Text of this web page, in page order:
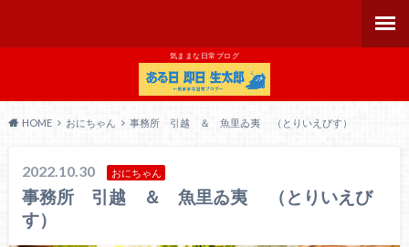
気ままな日常ブログ
HOME おにちゃん 事務所 引越 ＆ 魚里ゐ夷 （とりいえびす）
2022.10.30 おにちゃん
事務所 引越 ＆ 魚里ゐ夷 （とりいえび
す）